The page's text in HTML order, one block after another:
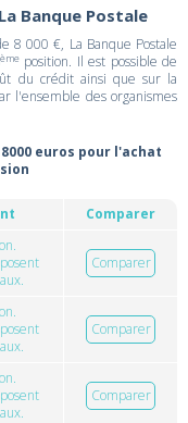
Banque Postale
8 000 €, La Banque Postale
èmeposition. Il est possible de
du crédit ainsi que sur la
l'ensemble des organismes
euros pour l'achat
Comparer
Comparer
Comparer
Comparer